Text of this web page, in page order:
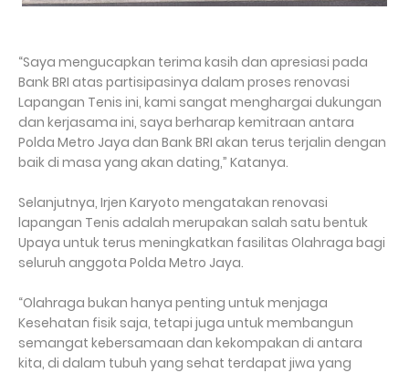
“Saya mengucapkan terima kasih dan apresiasi pada
Bank BRI atas partisipasinya dalam proses renovasi
Lapangan Tenis ini, kami sangat menghargai dukungan
dan kerjasama ini, saya berharap kemitraan antara
Polda Metro Jaya dan Bank BRI akan terus terjalin dengan
baik di masa yang akan dating,” Katanya.
Selanjutnya, Irjen Karyoto mengatakan renovasi
lapangan Tenis adalah merupakan salah satu bentuk
Upaya untuk terus meningkatkan fasilitas Olahraga bagi
seluruh anggota Polda Metro Jaya.
“Olahraga bukan hanya penting untuk menjaga
Kesehatan fisik saja, tetapi juga untuk membangun
semangat kebersamaan dan kekompakan di antara
kita, di dalam tubuh yang sehat terdapat jiwa yang